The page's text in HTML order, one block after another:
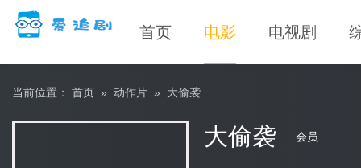
首页 电影 电视剧
当前位置： 首页 » 动作片 » 大偷袭
大偷袭 会员